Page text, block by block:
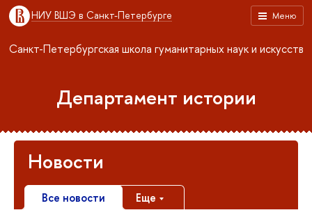
Меню
НИУ ВШЭ в Санкт-Петербурге
Санкт-Петербургская школа гуманитарных наук и искусств
Департамент истории
Новости
Все новости Еще